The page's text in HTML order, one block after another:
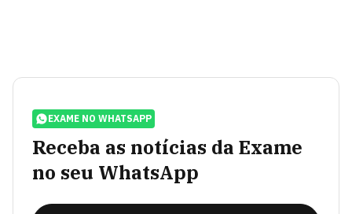
EXAME NO WHATSAPP
Receba as notícias da Exame
no seu WhatsApp